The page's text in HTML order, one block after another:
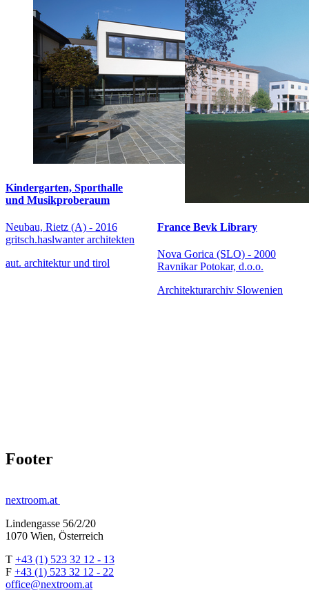
Kindergarten, Sporthalle
und Musikproberaum
Neubau, Rietz (A) - 2016
gritsch.haslwanter architekten
aut. architektur und tirol
France Bevk Library
Nova Gorica (SLO) - 2000
Ravnikar Potokar, d.o.o.
Architekturarchiv Slowenien
Footer
nextroom.at
Lindengasse 56/2/20
1070 Wien, Österreich
T +43 (1) 523 32 12 - 13
F +43 (1) 523 32 12 - 22
office@nextroom.at